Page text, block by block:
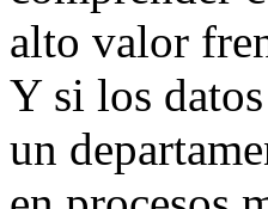
alto valor
Y si los
un